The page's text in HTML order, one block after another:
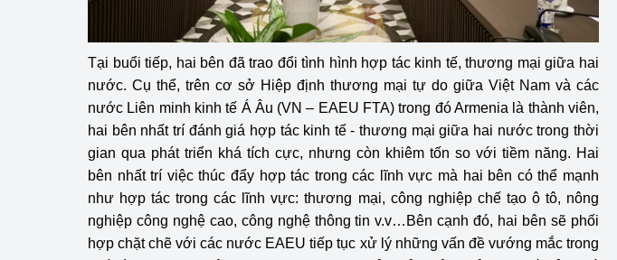
Tại buổi tiếp, hai bên đã trao đổi tình hình hợp tác kinh tế, thương mại giữa hai
nước. Cụ thể, trên cơ sở Hiệp định thương mại tự do giữa Việt Nam và các
nước Liên minh kinh tế Á Âu (VN – EAEU FTA) trong đó Armenia là thành viên,
hai bên nhất trí đánh giá hợp tác kinh tế - thương mại giữa hai nước trong thời
gian qua phát triển khá tích cực, nhưng còn khiêm tốn so với tiềm năng. Hai
bên nhất trí việc thúc đẩy hợp tác trong các lĩnh vực mà hai bên có thể mạnh
như hợp tác trong các lĩnh vực: thương mại, công nghiệp chế tạo ô tô, nông
nghiệp công nghệ cao, công nghệ thông tin v.v…Bên cạnh đó, hai bên sẽ phối
hợp chặt chẽ với các nước EAEU tiếp tục xử lý những vấn đề vướng mắc trong